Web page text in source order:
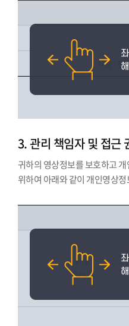
서울 -
3. 관리 책임자 및 접근
귀하의 영상정보를 보호하고
위하여 아래와 같이 개인영상
서울
캠퍼스